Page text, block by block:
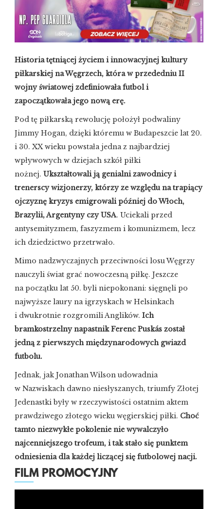
Historia tętniącej życiem i innowacyjnej kultury
piłkarskiej na Węgrzech, która w przededniu II
wojny światowej zdefiniowała futbol i
zapoczątkowała jego nową erę.
Pod tę piłkarską rewolucję położył podwaliny
Jimmy Hogan, dzięki któremu w Budapeszcie lat 20.
i 30. XX wieku powstała jedna z najbardziej
wpływowych w dziejach szkół piłki
nożnej. Ukształtowali ją genialni zawodnicy i
trenerscy wizjonerzy, którzy ze względu na trapiący
ojczyznę kryzys emigrowali później do Włoch,
Brazylii, Argentyny czy USA. Uciekali przed
antysemityzmem, faszyzmem i komunizmem, lecz
ich dziedzictwo przetrwało.
Mimo nadzwyczajnych przeciwności losu Węgrzy
nauczyli świat grać nowoczesną piłkę. Jeszcze
na początku lat 50. byli niepokonani: sięgnęli po
najwyższe laury na igrzyskach w Helsinkach
i dwukrotnie rozgromili Anglików. Ich
bramkostrzelny napastnik Ferenc Puskás został
jedną z pierwszych międzynarodowych gwiazd
futbolu.
Jednak, jak Jonathan Wilson udowadnia
w Nazwiskach dawno niesłyszanych, triumfy Złotej
Jedenastki były w rzeczywistości ostatnim aktem
prawdziwego złotego wieku węgierskiej piłki. Choć
tamto niezwykłe pokolenie nie wywalczyło
najcenniejszego trofeum, i tak stało się punktem
odniesienia dla każdej liczącej się futbolowej nacji.
FILM PROMOCYJNY